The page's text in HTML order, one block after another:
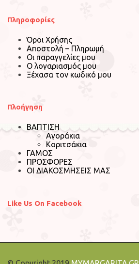
Πληροφορίες
Όροι Χρήσης
Αποστολή – Πληρωμή
Οι παραγγελίες μου
Ο λογαριασμός μου
Ξέχασα τον κωδικό μου
Πλοήγηση
ΒΑΠΤΙΣΗ
Αγοράκια
Κοριτσάκια
ΓΑΜΟΣ
ΠΡΟΣΦΟΡΕΣ
ΟΙ ΔΙΑΚΟΣΜΗΣΕΙΣ ΜΑΣ
Like Us On Facebook